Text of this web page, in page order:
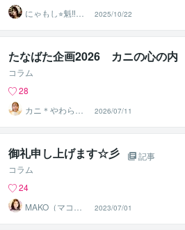
にゃもし⭐︎魁‼︎乙
女塾
2025/10/22
たなばた企画2026 カニの心の内
コラム
28
カニ＊やわらか
まごころ検定1級
2026/07/11
御礼申し上げます☆彡
記事
コラム
24
MAKO（マコ）
占い♡心寄り添
うヒーラー
2023/07/01